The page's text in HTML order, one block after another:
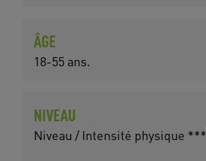
ÂGE
18-55 ans.
NIVEAU
Niveau / Intensité physique ***